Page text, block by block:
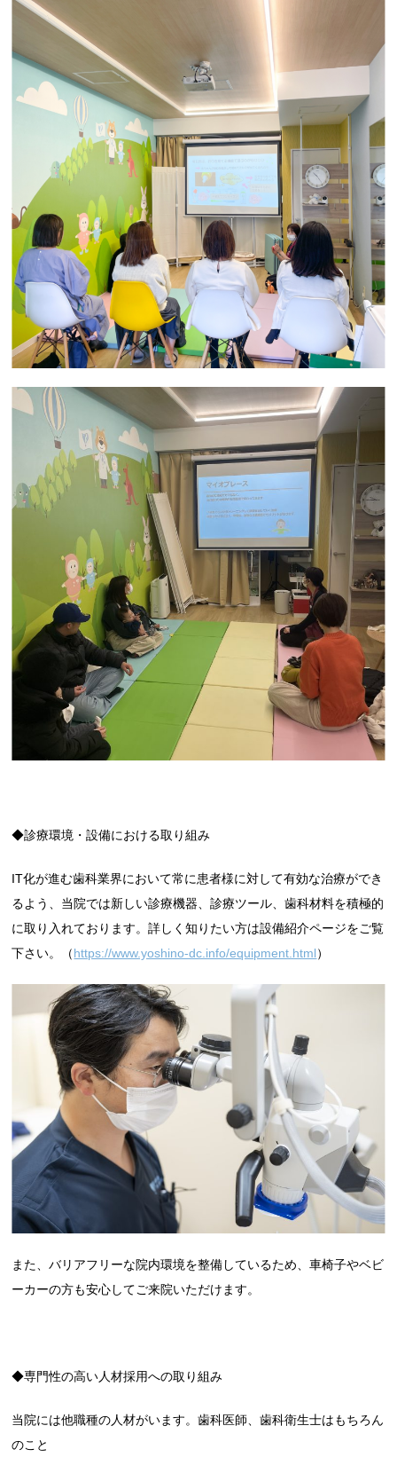
◆診療環境・設備における取り組み
IT化が進む歯科業界において常に患者様に対して有効な治療ができ
るよう、当院では新しい診療機器、診療ツール、歯科材料を積極的
に取り入れております。詳しく知りたい方は設備紹介ページをご覧
下さい。（https://www.yoshino-dc.info/equipment.html）
また、バリアフリーな院内環境を整備しているため、車椅子やベビ
ーカーの方も安心してご来院いただけます。
◆専門性の高い人材採用への取り組み
当院には他職種の人材がいます。歯科医師、歯科衛生士はもちろん
のこと